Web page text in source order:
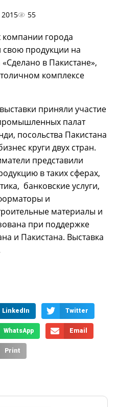
2015 55
компании города
свою продукции на
в Пакистане»,
комплексе
приняли участие
палат
посольства Пакистана
круги двух стран.
представили
в таких сферах,
банковские услуги,
и
материалы и
при поддержке
и Пакистана. Выставка
LinkedIn Twitter
WhatsApp Email
Print